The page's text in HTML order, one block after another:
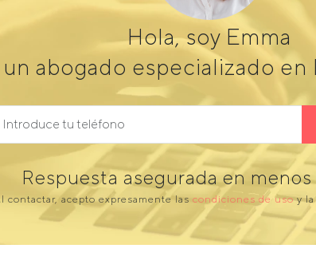
Hola, soy Emma
abogado especializado
Respuesta asegurada en menos
contactar, acepto expresamente las condiciones de usoy